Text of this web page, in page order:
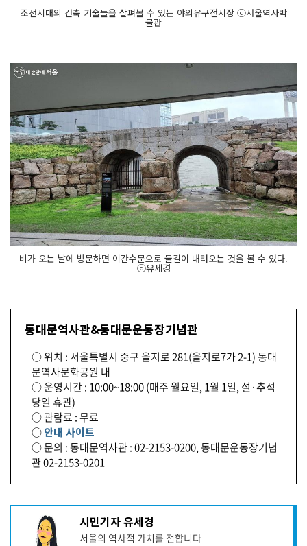
조선시대의 건축 기술들을 살펴볼 수 있는 야외유구전시장 ⓒ서울역사박
물관
비가 오는 날에 방문하면 이간수문으로 물길이 내려오는 것을 볼 수 있다.
ⓒ유세경
동대문역사관&동대문운동장기념관
○ 위치 : 서울특별시 중구 을지로 281(을지로7가 2-1) 동대
문역사문화공원 내
○ 운영시간 : 10:00~18:00 (매주 월요일, 1월 1일, 설·추석
당일 휴관)
○ 관람료 : 무료
○안내 사이트
○ 문의 : 동대문역사관 : 02-2153-0200, 동대문운동장기념
관 02-2153-0201
시민기자 유세경
서울의 역사적 가치를 전합니다